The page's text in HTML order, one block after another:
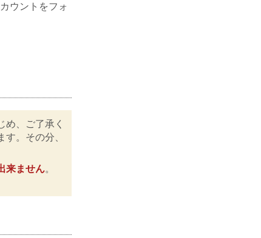
ウントをフォ
め、ご了承く
。その分、
来ません。